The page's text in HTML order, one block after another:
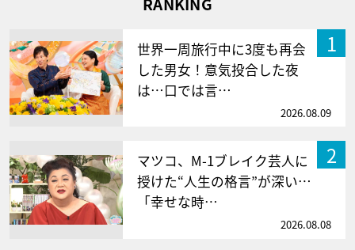
1
世界一周旅行中に3度も再会
した男女！意気投合した夜
は…口では言…
2026.08.09
2
マツコ、M-1ブレイク芸人に
授けた“人生の格言”が深い…
「幸せな時…
2026.08.08